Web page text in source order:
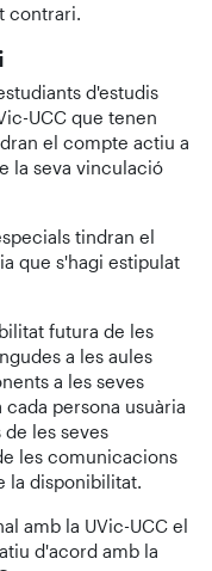
contrari.
d'estudis
UCC que tenen
el compte actiu a
la seva vinculació
tindran el
que s'hagi estipulat
futura de les
a les aules
a les seves
persona usuària
les seves
les comunicacions
la disponibilitat.
amb la UVic-UCC el
d'acord amb la